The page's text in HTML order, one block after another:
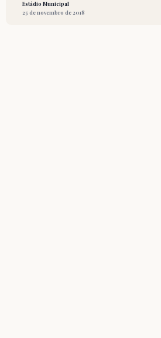
Estádio Municipal
25 de novembro de 2018